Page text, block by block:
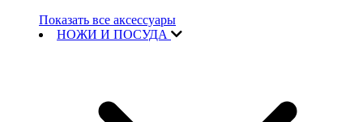
Показать все аксессуары
НОЖИ И ПОСУДА